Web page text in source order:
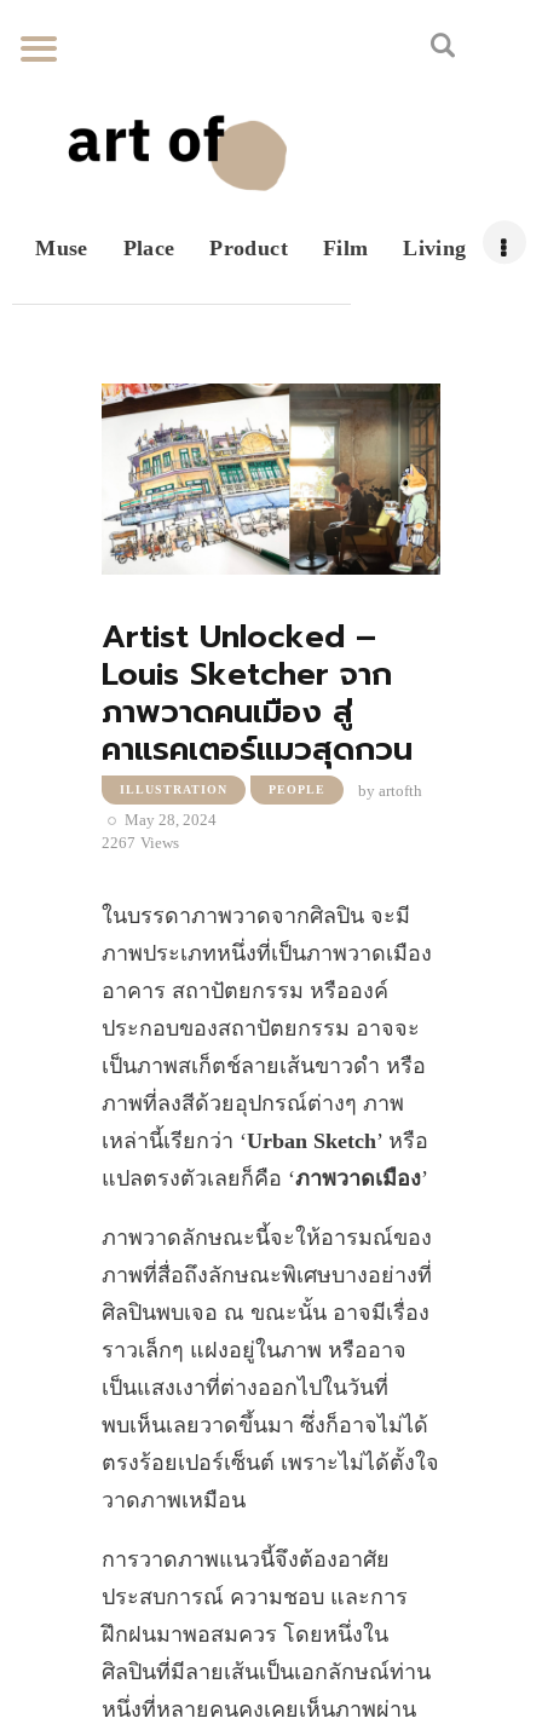
Muse Place Product Film Living
Artist Unlocked –
Louis Sketcher จาก
ภาพวาดคนเมือง สู่
คาแรคเตอร์แมวสุดกวน
ILLUSTRATION PEOPLE byartofth
May 28, 2024
2267 Views
ในบรรดาภาพวาดจากศิลปิน จะมี
ภาพประเภทหนึ่งที่เป็นภาพวาดเมือง
อาคาร สถาปัตยกรรม หรือองค์
ประกอบของสถาปัตยกรรม อาจจะ
เป็นภาพสเก็ตช์ลายเส้นขาวดำ หรือ
ภาพที่ลงสีด้วยอุปกรณ์ต่างๆ ภาพ
เหล่านี้เรียกว่า ‘Urban Sketch’ หรือ
แปลตรงตัวเลยก็คือ ‘ภาพวาดเมือง’
ภาพวาดลักษณะนี้จะให้อารมณ์ของ
ภาพที่สื่อถึงลักษณะพิเศษบางอย่างที่
ศิลปินพบเจอ ณ ขณะนั้น อาจมีเรื่อง
ราวเล็กๆ แฝงอยู่ในภาพ หรืออาจ
เป็นแสงเงาที่ต่างออกไปในวันที่
พบเห็นเลยวาดขึ้นมา ซึ่งก็อาจไม่ได้
ตรงร้อยเปอร์เซ็นต์ เพราะไม่ได้ตั้งใจ
วาดภาพเหมือน
การวาดภาพแนวนี้จึงต้องอาศัย
ประสบการณ์ ความชอบ และการ
ฝึกฝนมาพอสมควร โดยหนึ่งใน
ศิลปินที่มีลายเส้นเป็นเอกลักษณ์ท่าน
หนึ่งที่หลายคนคงเคยเห็นภาพผ่าน